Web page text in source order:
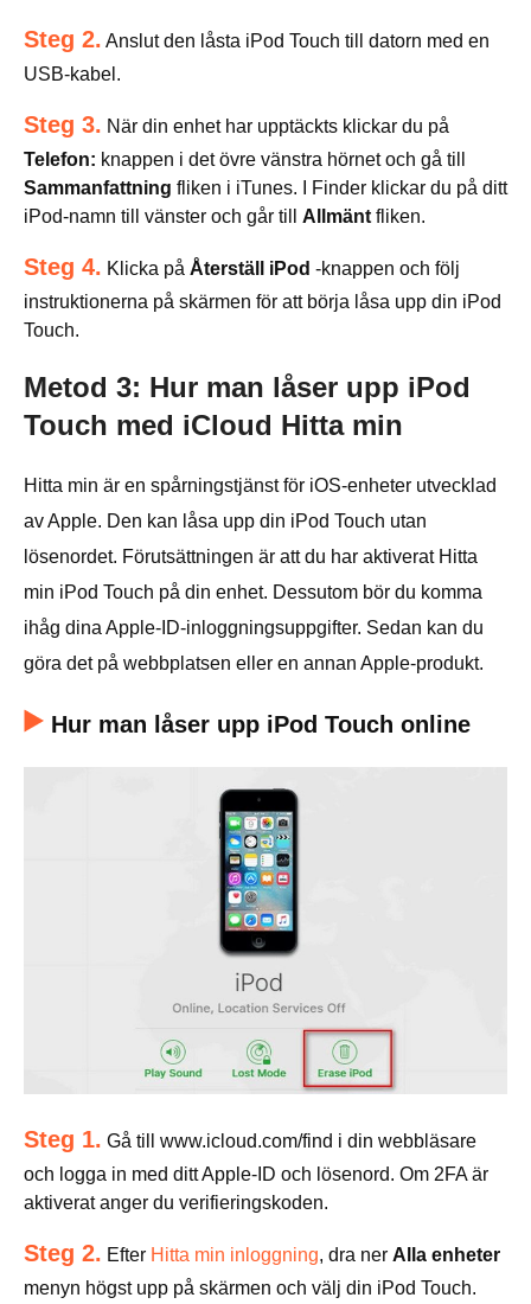
Steg 2. Anslut den låsta iPod Touch till datorn med en
USB-kabel.
Steg 3. När din enhet har upptäckts klickar du på
Telefon: knappen i det övre vänstra hörnet och gå till
Sammanfattning fliken i iTunes. I Finder klickar du på ditt
iPod-namn till vänster och går till Allmänt fliken.
Steg 4. Klicka på Återställ iPod -knappen och följ
instruktionerna på skärmen för att börja låsa upp din iPod
Touch.
Metod 3: Hur man låser upp iPod
Touch med iCloud Hitta min
Hitta min är en spårningstjänst för iOS-enheter utvecklad
av Apple. Den kan låsa upp din iPod Touch utan
lösenordet. Förutsättningen är att du har aktiverat Hitta
min iPod Touch på din enhet. Dessutom bör du komma
ihåg dina Apple-ID-inloggningsuppgifter. Sedan kan du
göra det på webbplatsen eller en annan Apple-produkt.
Hur man låser upp iPod Touch online
Steg 1. Gå till www.icloud.com/find i din webbläsare
och logga in med ditt Apple-ID och lösenord. Om 2FA är
aktiverat anger du verifieringskoden.
Steg 2. Efter Hitta min inloggning, dra ner Alla enheter
menyn högst upp på skärmen och välj din iPod Touch.